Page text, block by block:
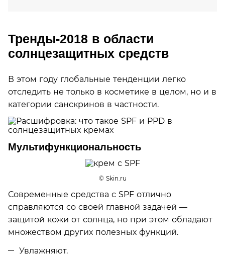
Тренды-2018 в области
солнцезащитных средств
В этом году глобальные тенденции легко
отследить не только в косметике в целом, но и в
категории санскринов в частности.
Мультифункциональность
© Skin.ru
Современные средства с SPF отлично
справляются со своей главной задачей —
защитой кожи от солнца, но при этом обладают
множеством других полезных функций.
Увлажняют.